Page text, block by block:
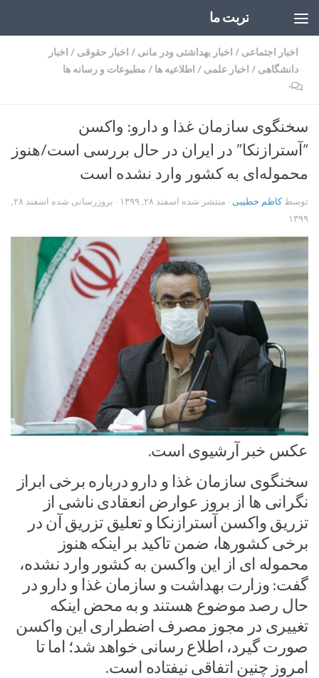
تربت ما
اخبار اجتماعی / اخبار بهداشتی ودر مانی / اخبار حقوقی / اخبار
دانشگاهی / اخبار علمی / اطلاعیه ها / مطبوعات و رسانه ها
۰
سخنگوی سازمان غذا و دارو: واکسن
“آسترازنکا” در ایران در حال بررسی است/هنوز
محموله‌ای به کشور وارد نشده است
توسطکاظم خطیبی · منتشر شده اسفند ۲۸, ۱۳۹۹ · بروزرسانی شده
اسفند ۲۸,
۱۳۹۹
عکس خبر آرشیوی است.
سخنگوی سازمان غذا و دارو درباره برخی ابراز
نگرانی ها از بروز عوارض انعقادی ناشی از
تزریق واکسن آسترازنکا و تعلیق تزریق آن در
برخی کشورها، ضمن تاکید بر اینکه هنوز
محموله ای از این واکسن به کشور وارد نشده،
گفت: وزارت بهداشت و سازمان غذا و دارو در
حال رصد موضوع هستند و به محض اینکه
تغییری در مجوز مصرف اضطراری این واکسن
صورت گیرد، اطلاع رسانی خواهد شد؛ اما تا
امروز چنین اتفاقی نیفتاده است.